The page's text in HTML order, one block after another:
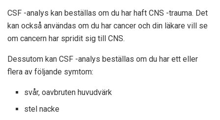
CSF -analys kan beställas om du har haft CNS -trauma. Det
kan också användas om du har cancer och din läkare vill se
om cancern har spridit sig till CNS.
Dessutom kan CSF -analys beställas om du har ett eller
flera av följande symtom:
svår, oavbruten huvudvärk
stel nacke